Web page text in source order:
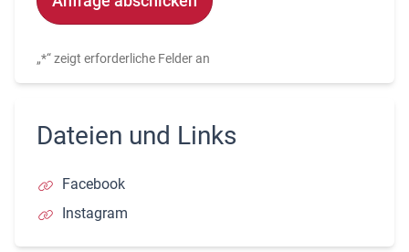
„*“ zeigt erforderliche Felder an
Dateien und Links
Facebook
Instagram